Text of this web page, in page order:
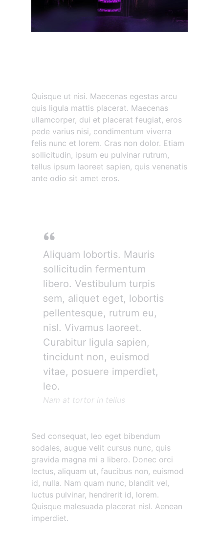
Quisque ut nisi. Maecenas egestas arcu
quis ligula mattis placerat. Maecenas
ullamcorper, dui et placerat feugiat, eros
pede varius nisi, condimentum viverra
felis nunc et lorem. Cras non dolor. Etiam
sollicitudin, ipsum eu pulvinar rutrum,
tellus ipsum laoreet sapien, quis venenatis
ante odio sit amet eros.
Aliquam lobortis. Mauris
sollicitudin fermentum
libero. Vestibulum turpis
sem, aliquet eget, lobortis
pellentesque, rutrum eu,
nisl. Vivamus laoreet.
Curabitur ligula sapien,
tincidunt non, euismod
vitae, posuere imperdiet,
leo.
Nam at tortor in tellus
Sed consequat, leo eget bibendum
sodales, augue velit cursus nunc, quis
gravida magna mi a libero. Donec orci
lectus, aliquam ut, faucibus non, euismod
id, nulla. Nam quam nunc, blandit vel,
luctus pulvinar, hendrerit id, lorem.
Quisque malesuada placerat nisl. Aenean
imperdiet.